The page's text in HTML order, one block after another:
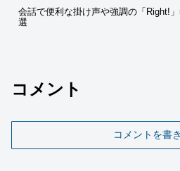
会話で便利な掛け声や強調の「Right!
選
コメント
コメントを書